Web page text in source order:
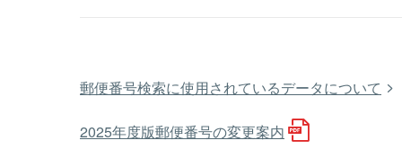
郵便番号検索に使用されているデータについて
2025年度版郵便番号の変更案内